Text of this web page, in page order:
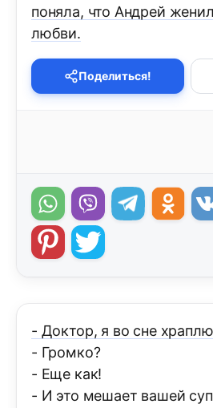
поняла, что Андрей
любви.
Поделиться!
- Доктор, я во сне
- Громко?
- Еще как!
- И это мешает вашей